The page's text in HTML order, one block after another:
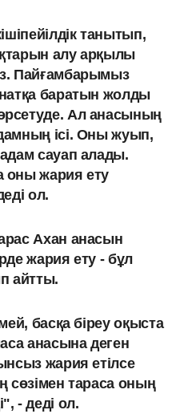
танытып,
алу арқылы
Пайғамбарымыз
баратын жолды
Ал анасының
ісі. Оны жуып,
сауап алады.
оны жария ету
ол.
Ахан анасын
жария ету - бұл
айтты.
басқа біреу оқыста
анасына деген
жария етілсе
сөзімен тараса оның
- деді ол.